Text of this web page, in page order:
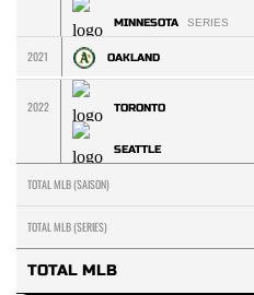
MINNESOTA SERIES
2021 OAKLAND
2022 TORONTO
SEATTLE
TOTAL MLB (SAISON)
TOTAL MLB (SERIES)
TOTAL MLB